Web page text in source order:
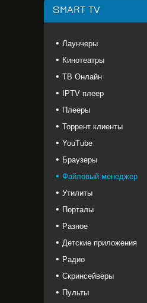
SMART TV
Лаунчеры
Кинотеатры
ТВ Онлайн
IPTV плеер
Плееры
Торрент клиенты
YouTube
Браузеры
Файловый менеджер
Утилиты
Порталы
Разное
Детские приложения
Радио
Скринсейверы
Пульты